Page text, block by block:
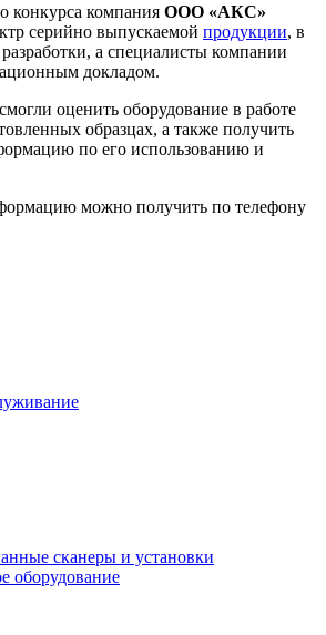
конкурса компания ООО «АКС»
серийно выпускаемой продукции, в
а специалисты компании
докладом.
оценить оборудование в работе
образцах, а также получить
по его использованию и
можно получить по телефону
сканеры и установки
оборудование